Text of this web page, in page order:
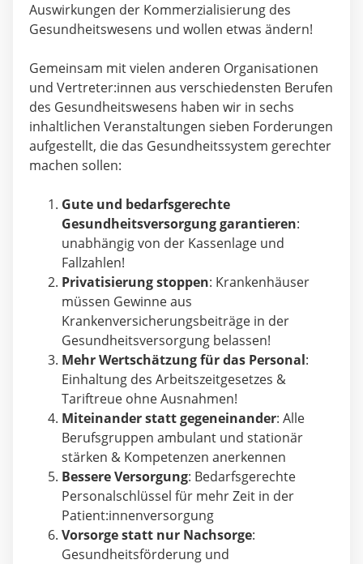
Auswirkungen der Kommerzialisierung des
Gesundheitswesens und wollen etwas ändern!
Gemeinsam mit vielen anderen Organisationen
und Vertreter:innen aus verschiedensten Berufen
des Gesundheitswesens haben wir in sechs
inhaltlichen Veranstaltungen sieben Forderungen
aufgestellt, die das Gesundheitssystem gerechter
machen sollen:
Gute und bedarfsgerechte
Gesundheitsversorgung garantieren:
unabhängig von der Kassenlage und
Fallzahlen!
Privatisierung stoppen: Krankenhäuser
müssen Gewinne aus
Krankenversicherungsbeiträge in der
Gesundheitsversorgung belassen!
Mehr Wertschätzung für das Personal:
Einhaltung des Arbeitszeitgesetzes &
Tariftreue ohne Ausnahmen!
Miteinander statt gegeneinander: Alle
Berufsgruppen ambulant und stationär
stärken & Kompetenzen anerkennen
Bessere Versorgung: Bedarfsgerechte
Personalschlüssel für mehr Zeit in der
Patient:innenversorgung
Vorsorge statt nur Nachsorge:
Gesundheitsförderung und